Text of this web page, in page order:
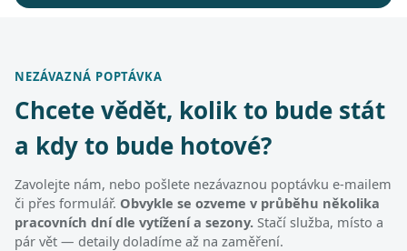
NEZÁVAZNÁ POPTÁVKA
Chcete vědět, kolik to bude stát
a kdy to bude hotové?
Zavolejte nám, nebo pošlete nezávaznou poptávku e-mailem
či přes formulář. Obvykle se ozveme v průběhu několika
pracovních dní dle vytížení a sezony. Stačí služba, místo a
pár vět — detaily doladíme až na zaměření.